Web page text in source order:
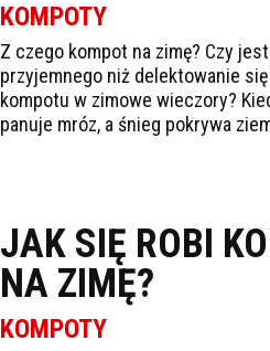
KOMPOTY
Z czego kompot na zimę? Czy
przyjemnego niż delektowanie
kompotu w zimowe wieczory?
panuje mróz, a śnieg pokrywa
JAK SIĘ ROBI
NA ZIMĘ?
KOMPOTY